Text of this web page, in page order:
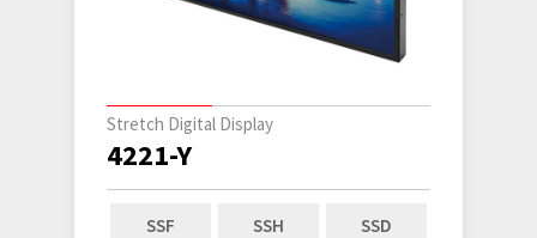
Stretch Digital Display
4221-Y
SSF SSH SSD